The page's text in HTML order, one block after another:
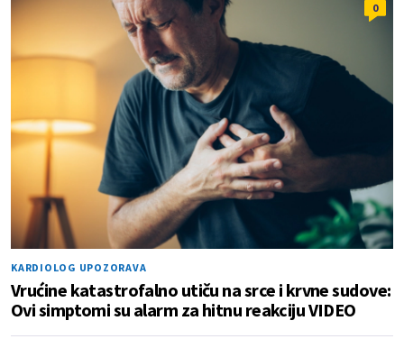
0
KARDIOLOG UPOZORAVA
Vrućine katastrofalno utiču na srce i krvne sudove:
Ovi simptomi su alarm za hitnu reakciju VIDEO